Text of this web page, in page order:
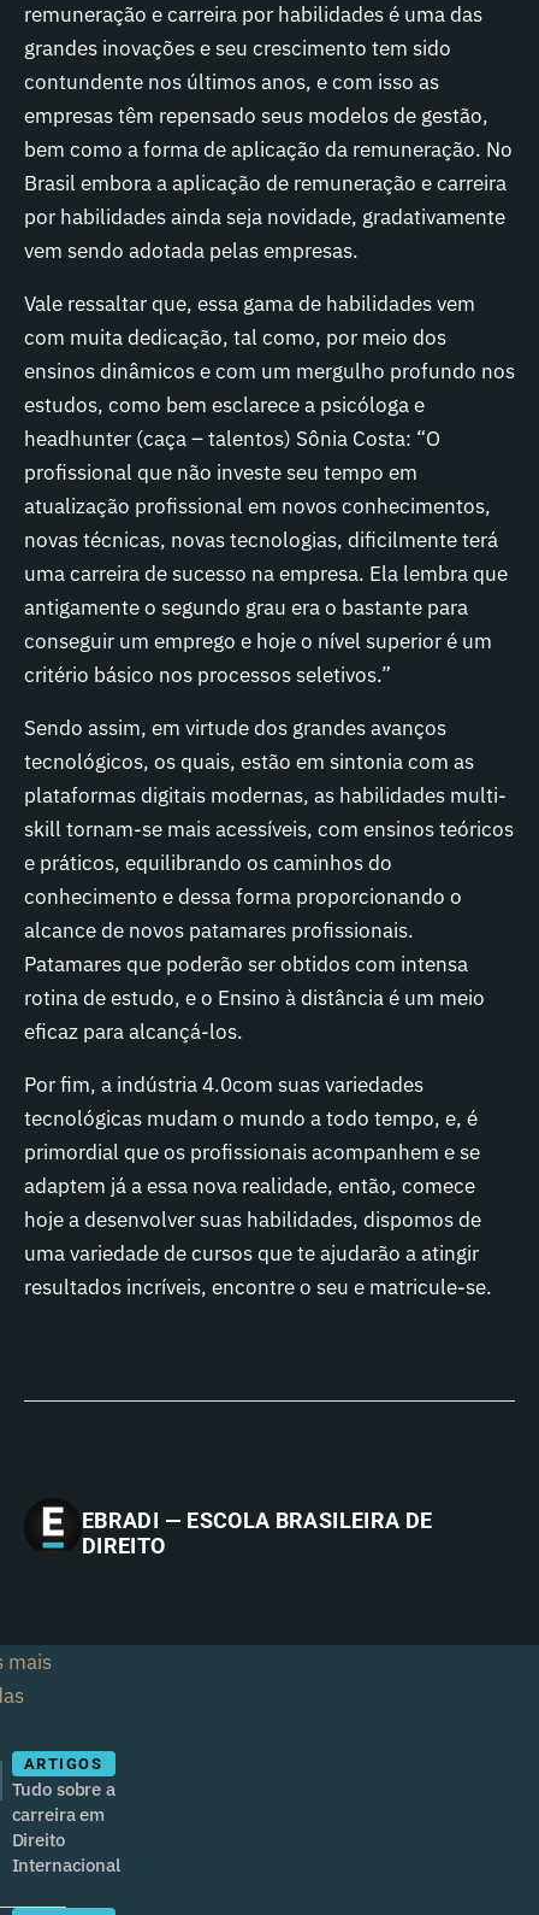
remuneração e carreira por habilidades é uma das
grandes inovações e seu crescimento tem sido
contundente nos últimos anos, e com isso as
empresas têm repensado seus modelos de gestão,
bem como a forma de aplicação da remuneração. No
Brasil embora a aplicação de remuneração e carreira
por habilidades ainda seja novidade, gradativamente
vem sendo adotada pelas empresas.
Vale ressaltar que, essa gama de habilidades vem
com muita dedicação, tal como, por meio dos
ensinos dinâmicos e com um mergulho profundo nos
estudos, como bem esclarece a psicóloga e
headhunter (caça – talentos) Sônia Costa: “O
profissional que não investe seu tempo em
atualização profissional em novos conhecimentos,
novas técnicas, novas tecnologias, dificilmente terá
uma carreira de sucesso na empresa. Ela lembra que
antigamente o segundo grau era o bastante para
conseguir um emprego e hoje o nível superior é um
critério básico nos processos seletivos.”
Sendo assim, em virtude dos grandes avanços
tecnológicos, os quais, estão em sintonia com as
plataformas digitais modernas, as habilidades multi-
skill tornam-se mais acessíveis, com ensinos teóricos
e práticos, equilibrando os caminhos do
conhecimento e dessa forma proporcionando o
alcance de novos patamares profissionais.
Patamares que poderão ser obtidos com intensa
rotina de estudo, e o Ensino à distância é um meio
eficaz para alcançá-los.
Por fim, a indústria 4.0com suas variedades
tecnológicas mudam o mundo a todo tempo, e, é
primordial que os profissionais acompanhem e se
adaptem já a essa nova realidade, então, comece
hoje a desenvolver suas habilidades, dispomos de
uma variedade de cursos que te ajudarão a atingir
resultados incríveis, encontre o seu e matricule-se.
EBRADI — ESCOLA BRASILEIRA DE
DIREITO
mais
ARTIGOS
Tudo sobre a
carreira em
Direito
Internacional